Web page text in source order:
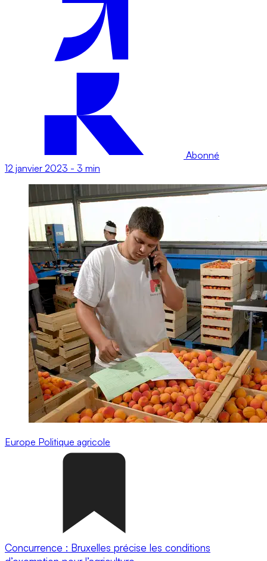
Abonné
12 janvier 2023 - 3 min
Europe Politique agricole
Concurrence : Bruxelles précise les conditions